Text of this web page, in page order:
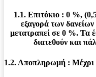
1.1. Επιτόκιο : 0 %,
εξαγορά των δανείων
μετατραπεί σε 0 %. Τα
διατεθούν και
1.2. Αποπληρωμή : Μέχρι